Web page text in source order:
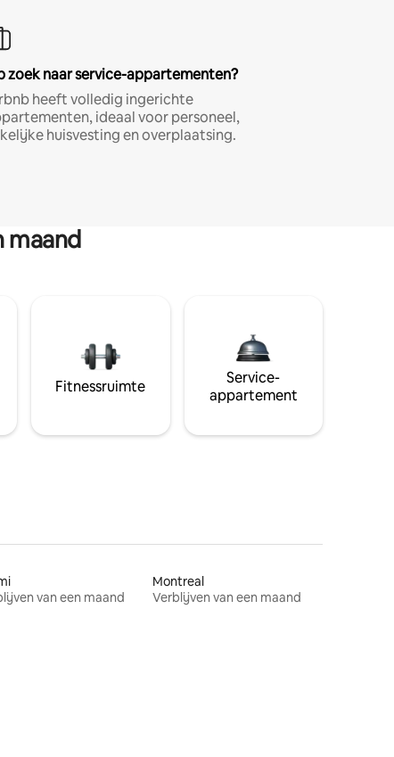
zoek naar service-appartementen?
heeft volledig ingerichte
ideaal voor personeel,
huisvesting en overplaatsing.
maand
Fitnessruimte
Service-
appartement
van een maand
Montreal
Verblijven van een maand